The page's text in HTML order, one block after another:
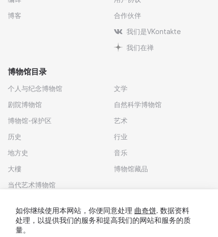
博客
合作伙伴
我们是VKontakte
我们在禅
博物馆目录
个人与纪念博物馆
剧院博物馆
博物馆-保护区
历史
地方史
大樓
当代艺术博物馆
文学
自然科学博物馆
艺术
行业
音乐
博物馆藏品
如你继续使用本网站，你便同意处理 曲奇饼. 数据资料
处理，以提供我们的服务和提高我们的网站和服务的质
量。